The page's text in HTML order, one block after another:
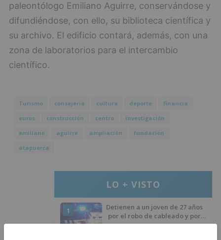
paleontólogo Emiliano Aguirre, conservándose y
difundiéndose, con ello, su biblioteca científica y
su archivo. El edificio contará, además, con una
zona de laboratorios para el intercambio
científico.
Turismo consejería cultura deporte
financia
euros
construcción centro
investigación
emiliano
aguirre ampliación
fundación
atapuerca
LO + VISTO
1
Detienen a un joven de 27 años
por el robo de cableado y por
atentado contra los agentes